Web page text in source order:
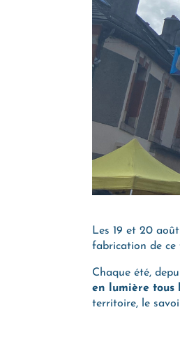
Les 19 et 20
fabrication de ce
Chaque été,
en lumière tous
territoire, le